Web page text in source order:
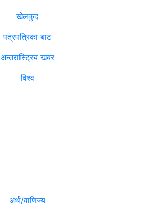
खेलकुद
पत्रपत्रिका बाट
अन्तरास्ट्रिय खबर
विश्व
अर्थ/वाणिज्य